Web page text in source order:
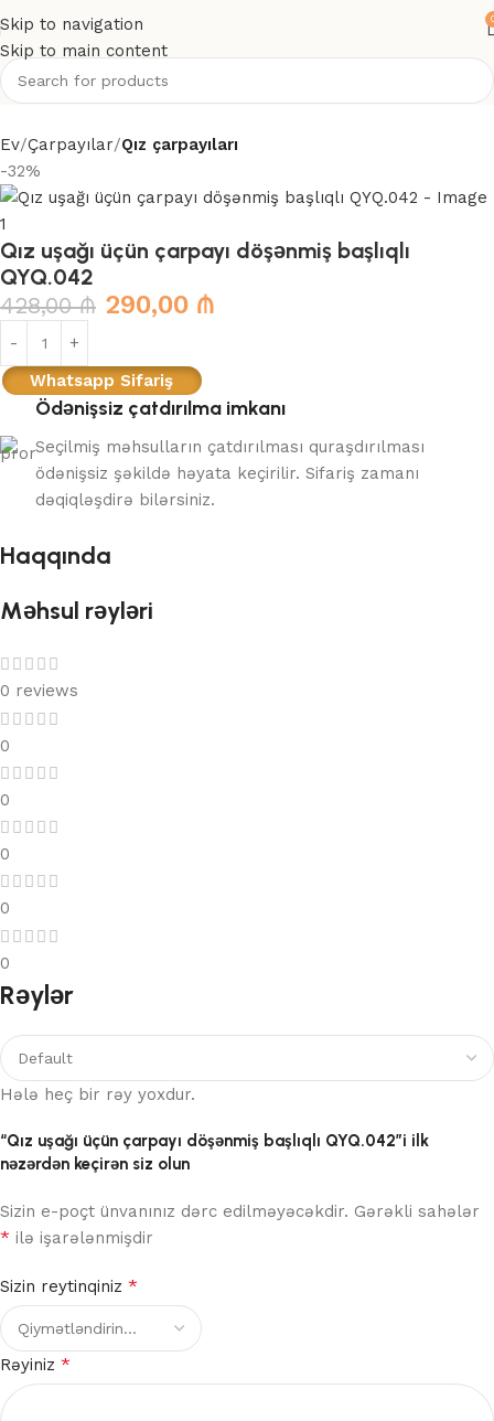
Skip to navigation
Skip to main content
Ev Çarpayılar Qız çarpayıları
-32%
Qız uşağı üçün çarpayı döşənmiş başlıqlı
QYQ.042
428,00₼ 290,00 ₼
Whatsapp Sifariş
Ödənişsiz çatdırılma imkanı
Seçilmiş məhsulların çatdırılması quraşdırılması
ödənişsiz şəkildə həyata keçirilir. Sifariş zamanı
dəqiqləşdirə bilərsiniz.
Haqqında
Məhsul rəyləri
0 reviews
0
0
0
0
0
Rəylər
Hələ heç bir rəy yoxdur.
“Qız uşağı üçün çarpayı döşənmiş başlıqlı QYQ.042”i ilk
nəzərdən keçirən siz olun
Sizin e-poçt ünvanınız dərc edilməyəcəkdir. Gərəkli sahələr
* ilə işarələnmişdir
Sizin reytinqiniz *
Rəyiniz *